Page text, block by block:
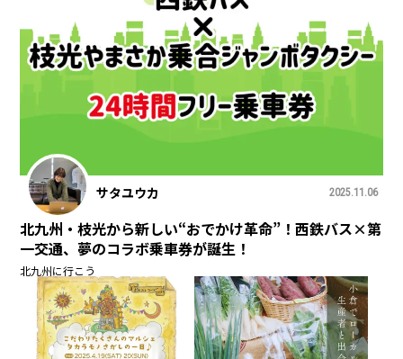
サタユウカ 2025.11.06
北九州・枝光から新しい“おでかけ革命”！西鉄バス×第
一交通、夢のコラボ乗車券が誕生！
北九州に行こう